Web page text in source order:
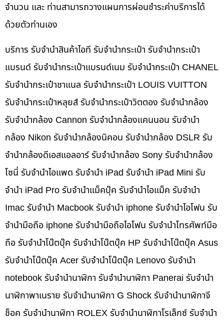
จำนวน และ ท่านสามารถวางแผนการผ่อนชำระค่าบริการได้
ด้วยตัวท่านเอง
บริการ รับจำนำสินค้าไอที รับจำนำกระเป๋า รับจำนำกระเป๋า
แบรนด์ รับจำนำกระเป๋าแบรนด์เนม รับจำนำกระเป๋า CHANEL
รับจำนำกระเป๋าชาแนล รับจำนำกระเป๋า LOUIS VUITTON
รับจำนำกระเป๋าหลุยส์ รับจำนำกระเป๋าวิตตอง รับจำนำกล้อง
รับจำนำกล้อง Cannon รับจำนำกล้องแคนนอน รับจำนำ
กล้อง Nikon รับจำนำกล้องนิคอน รับจำนำกล้อง DSLR รับ
จำนำกล้องดีเอสแอลอาร์ รับจำนำกล้อง Sony รับจำนำกล้อง
โซนี่ รับจำนำไอแพด รับจำนำ iPad รับจำนำ iPad Mini รับ
จำนำ iPad Pro รับจำนำแม็คบุ๊ค รับจำนำไอแม็ค รับจำนำ
Imac รับจำนำ Macbook รับจำนำ iphone รับจำนำไอโฟน รับ
จำนำมือถือ iphone รับจำนำมือถือไอโฟน รับจำนำโทรศัพท์มือ
ถือ รับจำนำโน๊ตบุ๊ค รับจำนำโน๊ตบุ๊ค HP รับจำนำโน๊ตบุ๊ค Asus
รับจำนำโน๊ตบุ๊ค Acer รับจำนำโน๊ตบุ๊ค Lenovo รับจำนำ
notebook รับจำนำนาฬิกา รับจำนำนาฬิกา Panerai รับจำนำ
นาฬิกาพาเนราย รับจำนำนาฬิกา G Shock รับจำนำนาฬิกาจี
ช็อค รับจำนำนาฬิกา ROLEX รับจำนำนาฬิกาโรเล็กซ์ รับจำนำ